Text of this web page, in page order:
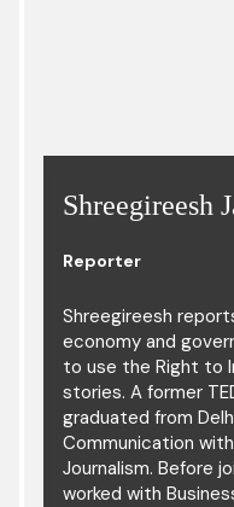
Shreegireesh
Reporter
Shreegireesh
economy and
to use the Right to
stories. A former
graduated from
Communication
Journalism. Before
worked with